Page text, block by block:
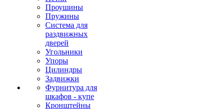
Проушины
Пружины
Система для
раздвижных
дверей
Угольники
Упоры
Цилиндры
Задвижки
Фурнитура для
шкафов - купе
Кронштейны